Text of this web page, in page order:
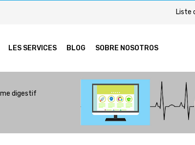
Liste
LES SERVICES BLOG SOBRE NOSOTROS
digestif